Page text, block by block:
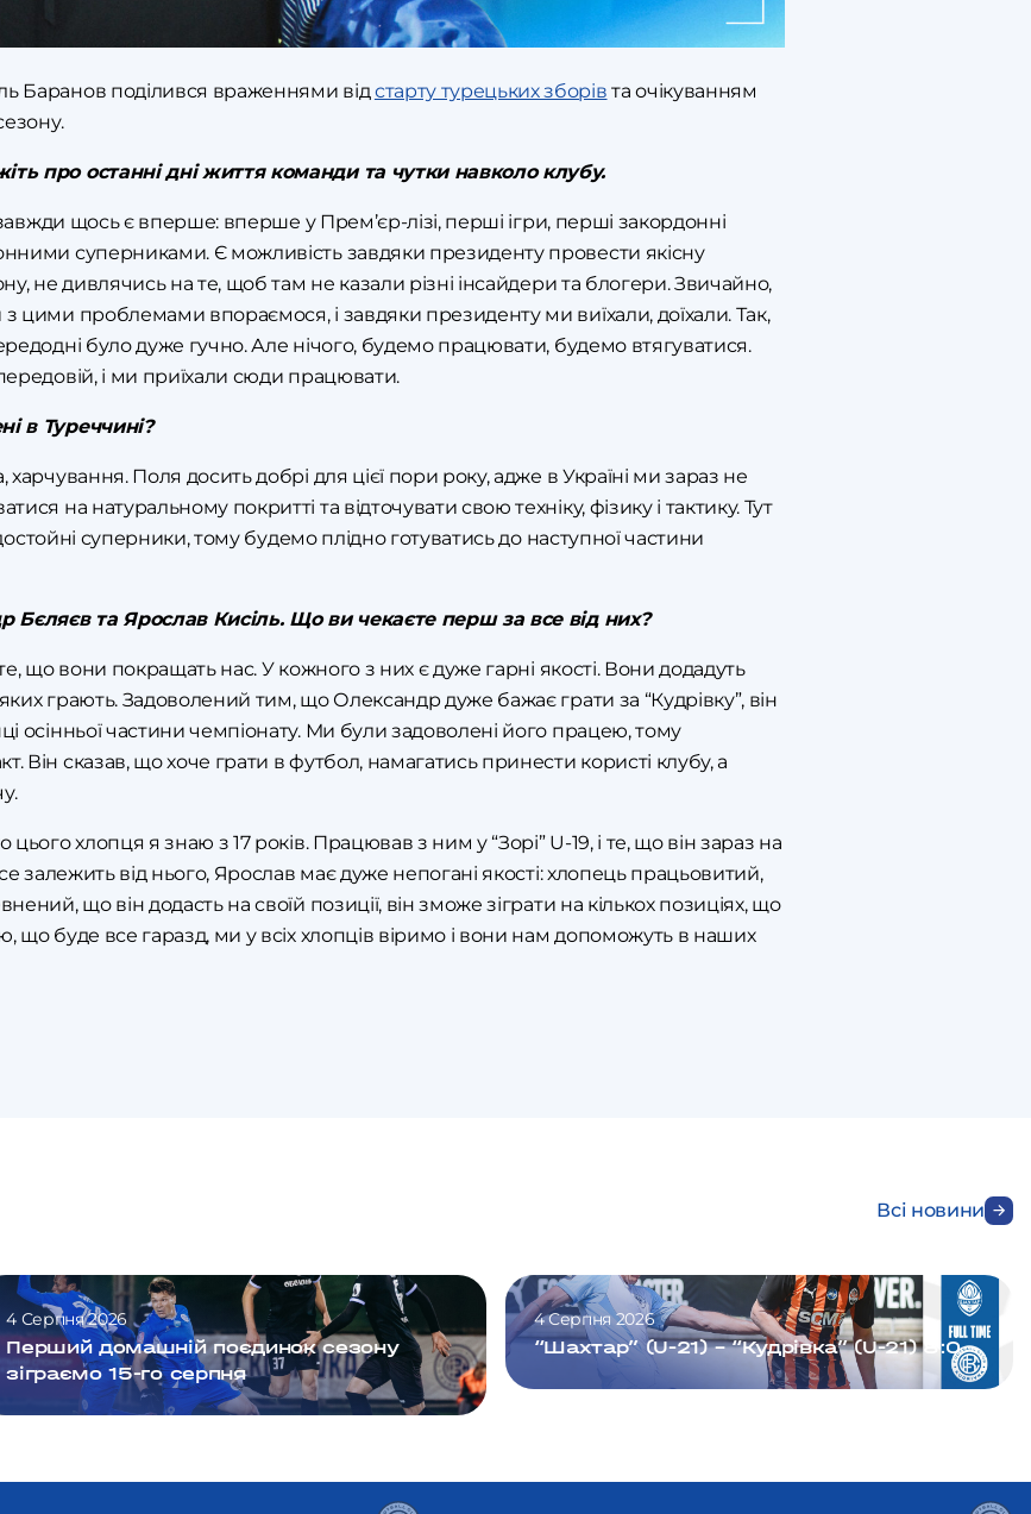
Баранов поділився враженнями відстарту турецьких зборів та очікуванням
про останні дні життя команди та чутки навколо клубу.
завжди щось є вперше: вперше у Прем’єр-лізі, перші ігри, перші закордонні
суперниками. Є можливість завдяки президенту провести якісну
не дивлячись на те, щоб там не казали різні інсайдери та блогери. Звичайно,
цими проблемами впораємося, і завдяки президенту ми виїхали, доїхали. Так,
було дуже гучно. Але нічого, будемо працювати, будемо втягуватися.
і ми приїхали сюди працювати.
в Туреччині?
Поля досить добрі для цієї пори року, адже в Україні ми зараз не
на натуральному покритті та відточувати свою техніку, фізику і тактику. Тут
суперники, тому будемо плідно готуватись до наступної частини
Бєляєв та Ярослав Кисіль. Що ви чекаєте перш за все від них?
що вони покращать нас. У кожного з них є дуже гарні якості. Вони додадуть
грають. Задоволений тим, що Олександр дуже бажає грати за “Кудрівку”, він
осінньої частини чемпіонату. Ми були задоволені його працею, тому
Він сказав, що хоче грати в футбол, намагатись принести користі клубу, а
хлопця я знаю з 17 років. Працював з ним у “Зорі” U-19, і те, що він зараз на
залежить від нього, Ярослав має дуже непогані якості: хлопець працьовитий,
що він додасть на своїй позиції, він зможе зіграти на кількох позиціях, що
буде все гаразд, ми у всіх хлопців віримо і вони нам допоможуть в наших
Всі новини
4 Серпня 2026
Перший домашній поєдинок сезону
зіграємо 15-го серпня
4 Серпня 2026
“Шахтар” (U-21) – “Кудрівка” (U-21) 8:0